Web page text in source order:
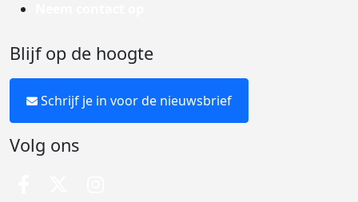
Blijf op de hoogte
Schrijf je in voor de nieuwsbrief
Volg ons